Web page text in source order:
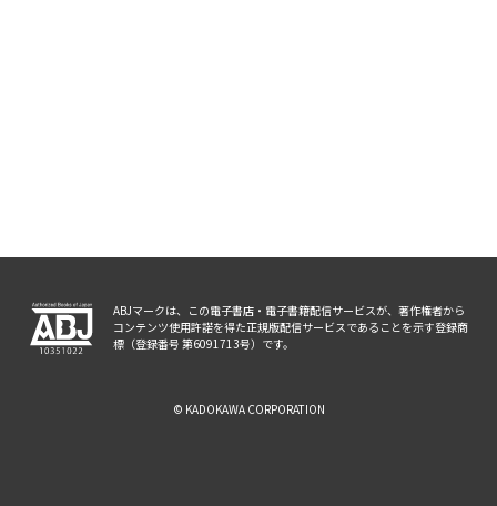
ABJマークは、この電子書店・電子書籍配信サービスが、著作権者から
コンテンツ使用許諾を得た正規版配信サービスであることを示す登録商
標（登録番号 第6091713号）です。
© KADOKAWA CORPORATION